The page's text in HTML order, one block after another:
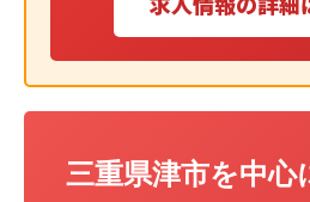
三重県津市を中心